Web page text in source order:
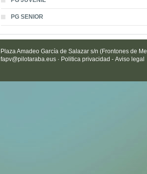
PG SENIOR
Plaza Amadeo García de Salazar s/n (Frontones de
fapv@pilotaraba.eus · Politica privacidad - Aviso legal